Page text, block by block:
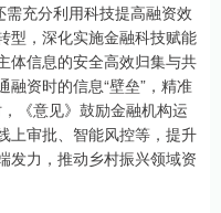
充分利用科技提高融资效
型，深化实施金融科技赋能
体信息的安全高效归集与共
资时的信息“壁垒”，精准
《意见》鼓励金融机构运
上审批、智能风控等，提升
发力，推动乡村振兴领域资